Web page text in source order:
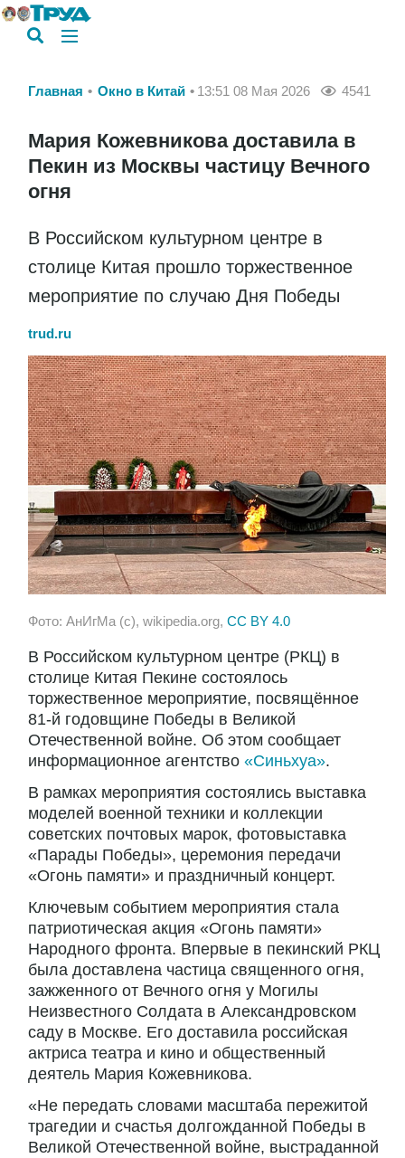
Главная Окно в Китай 13:51 08 Мая 2026 4541
Мария Кожевникова доставила в
Пекин из Москвы частицу Вечного
огня
В Российском культурном центре в
столице Китая прошло торжественное
мероприятие по случаю Дня Победы
trud.ru
Фото: АнИгМа (c), wikipedia.org, CC BY 4.0
В Российском культурном центре (РКЦ) в
столице Китая Пекине состоялось
торжественное мероприятие, посвящённое
81-й годовщине Победы в Великой
Отечественной войне. Об этом сообщает
информационное агентство «Синьхуа».
В рамках мероприятия состоялись выставка
моделей военной техники и коллекции
советских почтовых марок, фотовыставка
«Парады Победы», церемония передачи
«Огонь памяти» и праздничный концерт.
Ключевым событием мероприятия стала
патриотическая акция «Огонь памяти»
Народного фронта. Впервые в пекинский РКЦ
была доставлена частица священного огня,
зажженного от Вечного огня у Могилы
Неизвестного Солдата в Александровском
саду в Москве. Его доставила российская
актриса театра и кино и общественный
деятель Мария Кожевникова.
«Не передать словами масштаба пережитой
трагедии и счастья долгожданной Победы в
Великой Отечественной войне, выстраданной